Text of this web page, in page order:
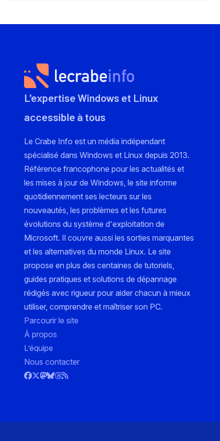
L'expertise Windows et Linux
accessible à tous
Le Crabe Info est un média indépendant
spécialisé dans Windows et Linux depuis 2013.
Référence francophone pour les actualités et
les mises à jour de Windows, le site informe
quotidiennement ses lecteurs sur les
nouveautés, les problèmes et les futures
évolutions du système d'exploitation de
Microsoft. Il couvre aussi les sorties marquantes
et les alternatives du monde Linux. Le site
propose en plus des centaines de tutoriels,
guides pratiques et solutions de dépannage
rédigés avec rigueur pour aider chacun à mieux
utiliser, comprendre et maîtriser son PC.
Parcourir le site
À propos
L’équipe
Nous contacter